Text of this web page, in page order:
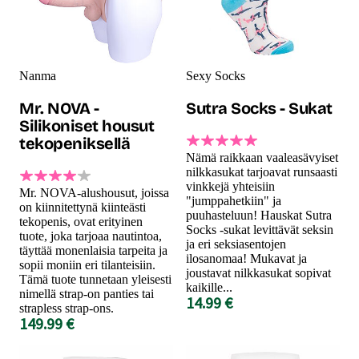
Nanma
Mr. NOVA -
Silikoniset housut
tekopeniksellä
Mr. NOVA-alushousut, joissa
on kiinnitettynä kiinteästi
tekopenis, ovat erityinen
tuote, joka tarjoaa nautintoa,
täyttää monenlaisia tarpeita ja
sopii moniin eri tilanteisiin.
Tämä tuote tunnetaan yleisesti
nimellä strap-on panties tai
strapless strap-ons.
149.99 €
Sexy Socks
Sutra Socks - Sukat
Nämä raikkaan vaaleasävyiset
nilkkasukat tarjoavat runsaasti
vinkkejä yhteisiin
"jumppahetkiin" ja
puuhasteluun! Hauskat Sutra
Socks -sukat levittävät seksin
ja eri seksiasentojen
ilosanomaa! Mukavat ja
joustavat nilkkasukat sopivat
kaikille...
14.99 €